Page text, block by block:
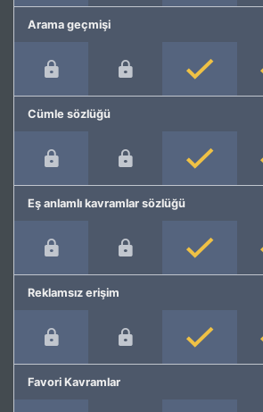
Arama geçmişi
Cümle sözlüğü
Eş anlamlı kavramlar sözlüğü
Reklamsız erişim
Favori Kavramlar